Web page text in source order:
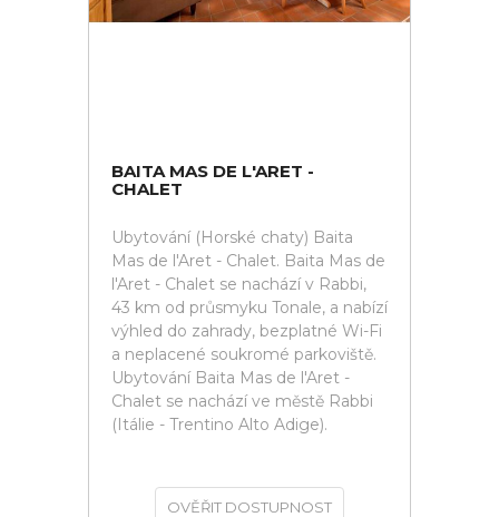
BAITA MAS DE L'ARET -
CHALET
Ubytování (Horské chaty) Baita
Mas de l'Aret - Chalet. Baita Mas de
l'Aret - Chalet se nachází v Rabbi,
43 km od průsmyku Tonale, a nabízí
výhled do zahrady, bezplatné Wi-Fi
a neplacené soukromé parkoviště.
Ubytování Baita Mas de l'Aret -
Chalet se nachází ve městě Rabbi
(Itálie - Trentino Alto Adige).
OVĚŘIT DOSTUPNOST